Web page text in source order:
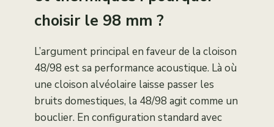
choisir le 98 mm ?
L’argument principal en faveur de la cloison
48/98 est sa performance acoustique. Là où
une cloison alvéolaire laisse passer les
bruits domestiques, la 48/98 agit comme un
bouclier. En configuration standard avec